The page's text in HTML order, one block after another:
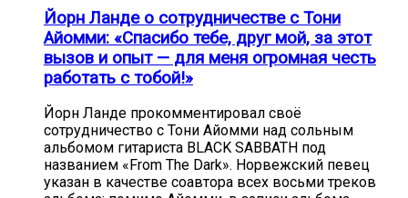
Йорн Ланде о сотрудничестве с Тони
Айомми: «Спасибо тебе, друг мой, за этот
вызов и опыт — для меня огромная честь
работать с тобой!»
Йорн Ланде прокомментировал своё
сотрудничество с Тони Айомми над сольным
альбомом гитариста BLACK SABBATH под
названием «From The Dark». Норвежский певец
указан в качестве соавтора всех восьми треков